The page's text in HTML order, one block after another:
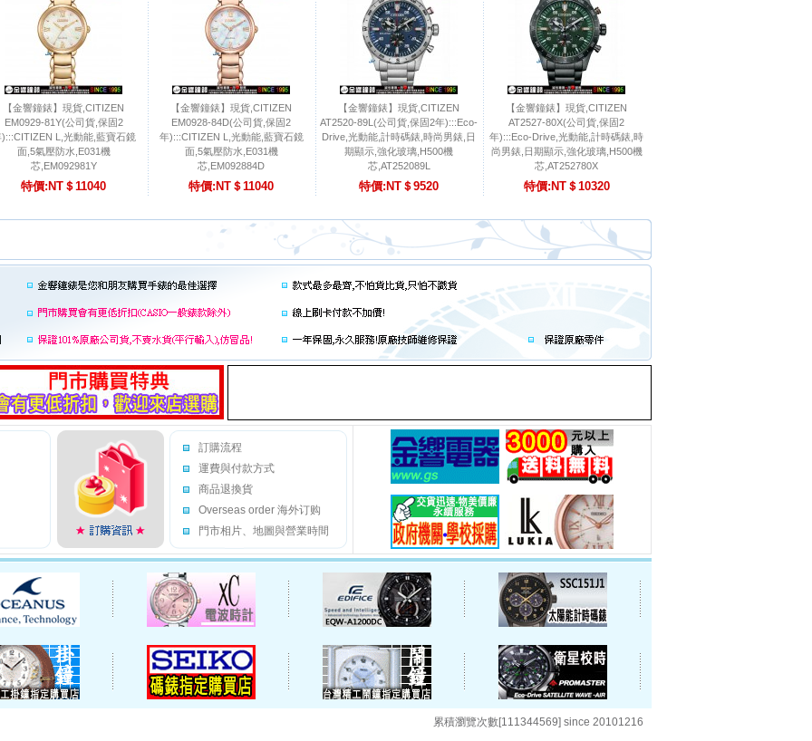
【金響鐘錶】現貨,CITIZEN
EM0929-81Y(公司貨,保固2
L,光動能,藍寶石鏡
面,5氣壓防水,E031機
芯,EM092981Y
特價:NT＄11040
【金響鐘錶】現貨,CITIZEN
EM0928-84D(公司貨,保固2
年):::CITIZEN L,光動能,藍寶石鏡
面,5氣壓防水,E031機
芯,EM092884D
特價:NT＄11040
【金響鐘錶】現貨,CITIZEN
AT2520-89L(公司貨,保固2年):::Eco-
Drive,光動能,計時碼錶,時尚男錶,日
期顯示,強化玻璃,H500機
芯,AT252089L
特價:NT＄9520
【金響鐘錶】現貨,CITIZEN
AT2527-80X(公司貨,保固2
年):::Eco-Drive,光動能,計時碼錶,時
尚男錶,日期顯示,強化玻璃,H500機
芯,AT252780X
特價:NT＄10320
訂購流程
運費與付款方式
商品退換貨
Overseas order 海外订购
門市相片、地圖與營業時間
累積瀏覽次數[111344569] since 20101216